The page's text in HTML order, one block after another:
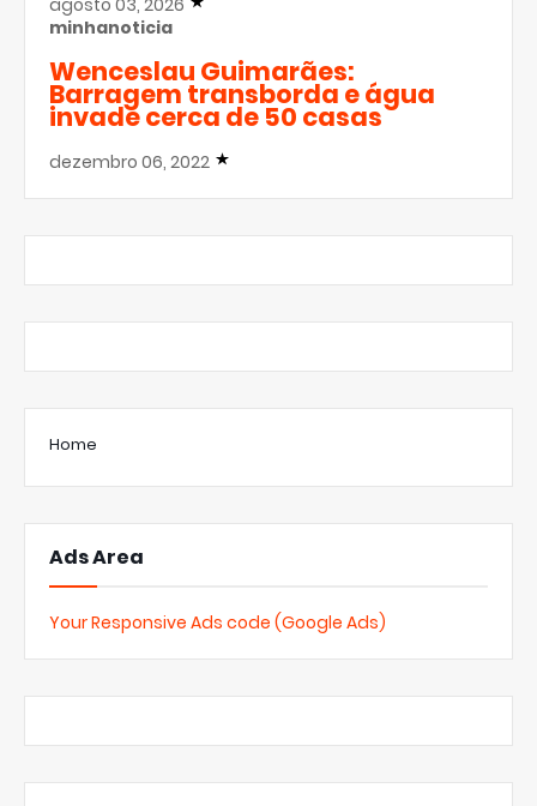
minhanoticia
Wenceslau Guimarães:
Barragem transborda e água
invade cerca de 50 casas
dezembro 06, 2022
Home
Ads Area
Your Responsive Ads code (Google Ads)